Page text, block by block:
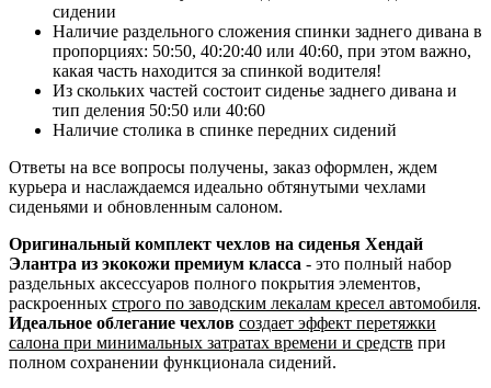
сидении
Наличие раздельного сложения спинки заднего дивана в
пропорциях: 50:50, 40:20:40 или 40:60, при этом важно,
какая часть находится за спинкой водителя!
Из скольких частей состоит сиденье заднего дивана и
тип деления 50:50 или 40:60
Наличие столика в спинке передних сидений
Ответы на все вопросы получены, заказ оформлен, ждем
курьера и наслаждаемся идеально обтянутыми чехлами
сиденьями и обновленным салоном.
Оригинальный комплект чехлов на сиденья Хендай
Элантра из экокожи премиум класса - это полный набор
раздельных аксессуаров полного покрытия элементов,
раскроенных строго по заводским лекалам кресел автомобиля.
Идеальное облегание чехлов создает эффект перетяжки
салона при минимальных затратах времени и средств при
полном сохранении функционала сидений.